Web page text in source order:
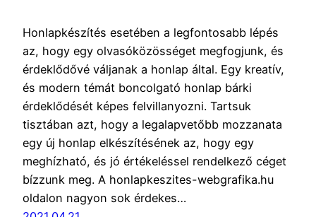
Honlapkészítés esetében a legfontosabb lépés
az, hogy egy olvasóközösséget megfogjunk, és
érdeklődővé váljanak a honlap által. Egy kreatív,
és modern témát boncolgató honlap bárki
érdeklődését képes felvillanyozni. Tartsuk
tisztában azt, hogy a legalapvetőbb mozzanata
egy új honlap elkészítésének az, hogy egy
meghízható, és jó értékeléssel rendelkező céget
bízzunk meg. A honlapkeszites-webgrafika.hu
oldalon nagyon sok érdekes…